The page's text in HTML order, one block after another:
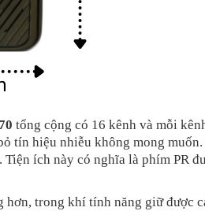
tổng cộng có 16 kênh và mỗi
tín hiệu nhiễu không mong
ích này có nghĩa là phím PR
hơn, trong khí tính năng giữ được